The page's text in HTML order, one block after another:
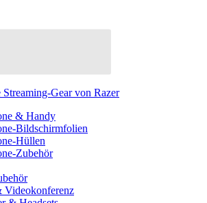
Streaming-Gear von Razer
& Handy
Bildschirmfolien
Hüllen
Zubehör
Videokonferenz